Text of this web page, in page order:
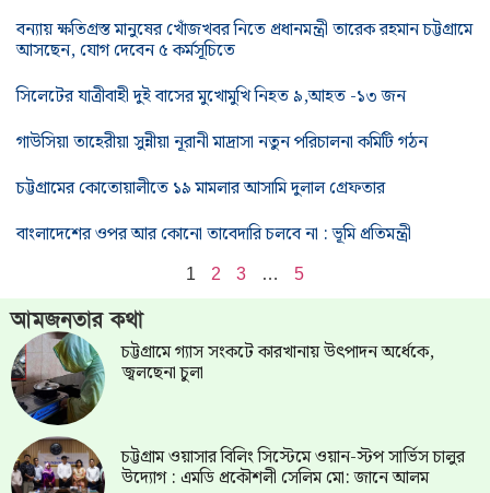
বন্যায় ক্ষতিগ্রস্ত মানুষের খোঁজখবর নিতে প্রধানমন্ত্রী তারেক রহমান চট্টগ্রামে
আসছেন, যোগ দেবেন ৫ কর্মসূচিতে
সিলেটের যাত্রীবাহী দুই বাসের মুখোমুখি নিহত ৯,আহত -১৩ জন
গাউসিয়া তাহেরীয়া সুন্নীয়া নূরানী মাদ্রাসা নতুন পরিচালনা কমিটি গঠন
চট্টগ্রামের কোতোয়ালীতে ১৯ মামলার আসামি দুলাল গ্রেফতার
বাংলাদেশের ওপর আর কোনো তাবেদারি চলবে না : ভূমি প্রতিমন্ত্রী
1 2 3 … 5
আমজনতার কথা
চট্টগ্রামে গ্যাস সংকটে কারখানায় উৎপাদন অর্ধেকে,
জ্বলছেনা চুলা
চট্টগ্রাম ওয়াসার বিলিং সিস্টেমে ওয়ান-স্টপ সার্ভিস চালুর
উদ্যোগ : এমডি প্রকৌশলী সেলিম মো: জানে আলম